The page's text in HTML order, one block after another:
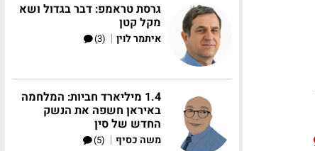
גרסת טראמפ: דבר בגדול ושא
מקל קטן
איתמר לוין |
(3)
1.4 מיליארד חביות: המלחמה
באיראן חשפה את הנשק
החדש של סין
משה כסיף |
(5)